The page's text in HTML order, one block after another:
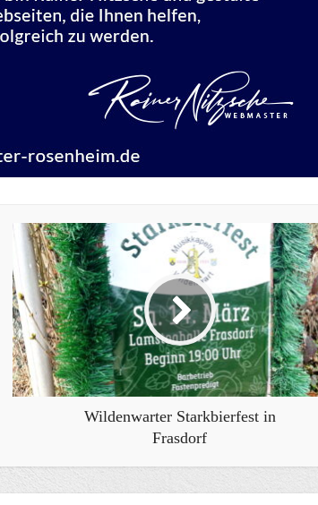
Wildenwarter Starkbierfest in
Frasdorf